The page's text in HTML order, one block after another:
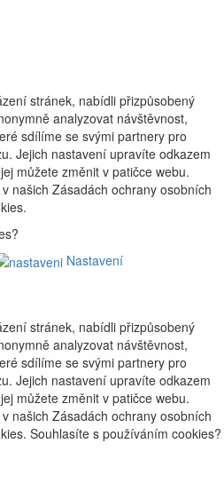
stránek, nabídli přizpůsobený
analyzovat návštěvnost,
sdílíme se svými partnery pro
Jejich nastavení upravíte odkazem
můžete změnit v patičce webu.
našich Zásadách ochrany osobních
Nastavení
stránek, nabídli přizpůsobený
analyzovat návštěvnost,
sdílíme se svými partnery pro
Jejich nastavení upravíte odkazem
můžete změnit v patičce webu.
našich Zásadách ochrany osobních
Souhlasíte s používáním cookies?